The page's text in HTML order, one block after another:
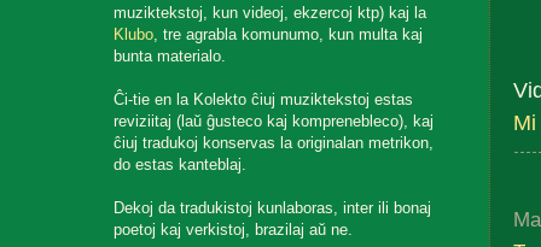
muziktekstoj, kun videoj, ekzercoj ktp) kaj la
Klubo, tre agrabla komunumo, kun multa kaj
bunta materialo.
Ĉi-tie en la Kolekto ĉiuj muziktekstoj estas
reviziitaj (laŭ ĝusteco kaj komprenebleco), kaj
ĉiuj tradukoj konservas la originalan metrikon,
do estas kanteblaj.
Dekoj da tradukistoj kunlaboras, inter ili bonaj
poetoj kaj verkistoj, brazilaj aŭ ne.